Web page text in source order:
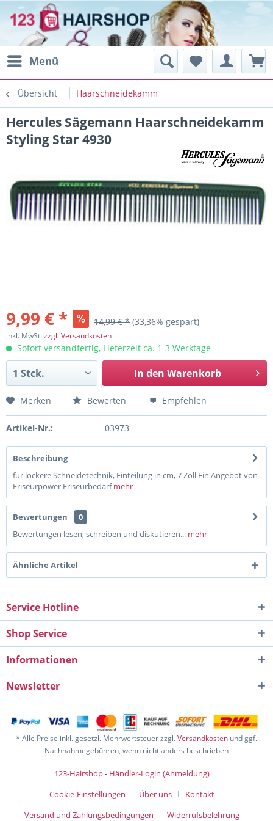
Menü
Übersicht Haarschneidekamm
Hercules Sägemann Haarschneidekamm
Styling Star 4930
9,99 € * 14,99 € * (33,36% gespart)
inkl. MwSt.zzgl. Versandkosten
Sofort versandfertig, Lieferzeit ca. 1-3 Werktage
In den Warenkorb
Merken Bewerten Empfehlen
Artikel-Nr.: 03973
Beschreibung
für lockere Schneidetechnik, Einteilung in cm, 7 Zoll Ein Angebot von
Friseurpower Friseurbedarfmehr
Bewertungen
0
Bewertungen lesen, schreiben und diskutieren... mehr
Ähnliche Artikel
Service Hotline
Shop Service
Informationen
Newsletter
* Alle Preise inkl. gesetzl. Mehrwertsteuer zzgl.Versandkosten und ggf.
Nachnahmegebühren, wenn nicht anders beschrieben
123-Hairshop - Händler-Login (Anmeldung)
Cookie-Einstellungen
Über uns
Kontakt
Versand und Zahlungsbedingungen
Widerrufsbelehrung